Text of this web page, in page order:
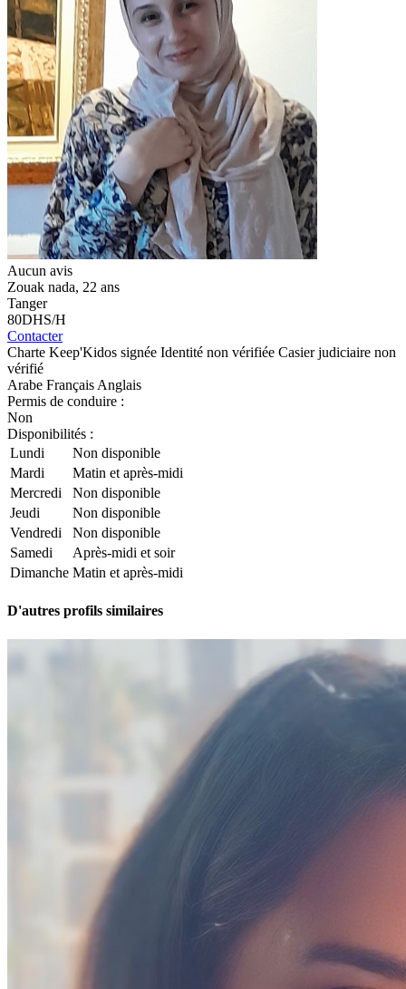
Aucun avis
Zouak nada, 22 ans
Tanger
80DHS/H
Contacter
Charte Keep'Kidos signée Identité non vérifiée Casier judiciaire non
vérifié
Arabe Français Anglais
Permis de conduire :
Non
Disponibilités :
Lundi
Non disponible
Mardi
Matin et après-midi
Mercredi
Non disponible
Jeudi
Non disponible
Vendredi
Non disponible
Samedi
Après-midi et soir
Dimanche Matin et après-midi
D'autres profils similaires